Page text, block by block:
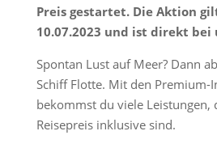
Preis gestartet. Die Aktion
10.07.2023 und ist direkt bei
Spontan Lust auf Meer? Dann
Schiff Flotte. Mit den Premium-
bekommst du viele Leistungen,
Reisepreis inklusive sind.